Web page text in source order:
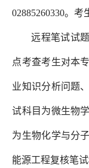
02885260330。
远程笔试试
点考查考生对本
业知识分析问题
试科目为微生物
为生物化学与分
能源工程复核笔